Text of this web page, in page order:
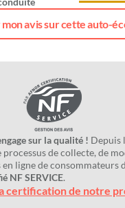
mon avis sur cette auto-
sur la qualité ! Depuis
processus de collecte, de
ligne de consommateurs
NF SERVICE.
certification de notre